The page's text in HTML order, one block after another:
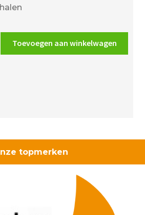
Toevoegen aan winkelwagen
topmerken